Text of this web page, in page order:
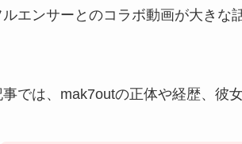
ルエンサーとのコラボ動画が大き
では、mak7outの正体や経歴、彼